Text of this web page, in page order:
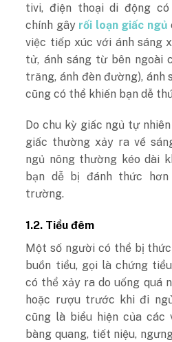
tivi, điện thoại di động
chính gây rối loạn giấc ngủ
việc tiếp xúc với ánh sáng
tử, ánh sáng từ bên ngoài
trăng, ánh đèn đường), ánh
cũng có thể khiến bạn dễ
Do chu kỳ giấc ngủ tự
giấc thường xảy ra về
ngủ nông thường kéo dài
bạn dễ bị đánh thức
trường.
1.2. Tiểu đêm
Một số người có thể bị
buồn tiểu, gọi là chứng
có thể xảy ra do uống quá
hoặc rượu trước khi đi
cũng là biểu hiện của các
bàng quang, tiết niệu,